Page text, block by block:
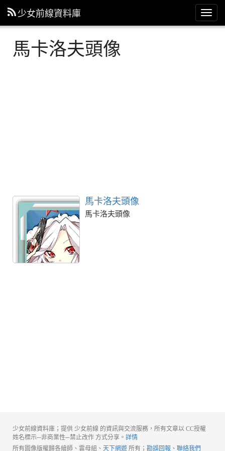
主
選
少女前線資料庫
馬卡洛夫頭像
馬卡洛夫頭像
馬卡洛夫頭像
少女前線資料庫；提供 少女前線 的資訊與交流服務，所有文章以 CC授權
姓名標示─非商業性─禁止改作 方式分享。 詳情
所有圖像版權歸各繪師、雲母組、 天下網遊 所有； 勘誤回報、聯絡我們